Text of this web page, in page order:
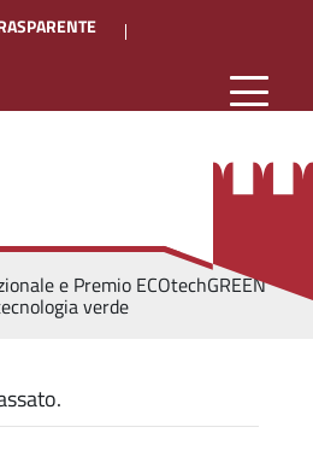
e Premio ECOtechGREEN
verde